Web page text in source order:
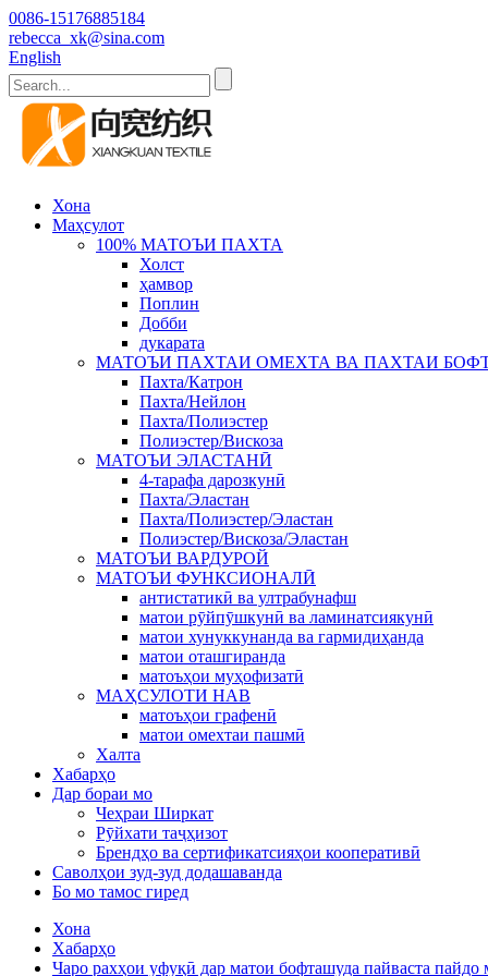
0086-15176885184
rebecca_xk@sina.com
English
Хона
Маҳсулот
100% МАТОЪИ ПАХТА
Холст
ҳамвор
Поплин
Добби
дукарата
МАТОЪИ ПАХТАИ ОМЕХТА ВА ПАХТАИ
Пахта/Катрон
Пахта/Нейлон
Пахта/Полиэстер
Полиэстер/Вискоза
МАТОЪИ ЭЛАСТАНӢ
4-тарафа дарозкунӣ
Пахта/Эластан
Пахта/Полиэстер/Эластан
Полиэстер/Вискоза/Эластан
МАТОЪИ ВАРДУРОЙ
МАТОЪИ ФУНКСИОНАЛӢ
антистатикӣ ва ултрабунафш
матои рӯйпӯшкунӣ ва ламинатсиякунӣ
матои хунуккунанда ва гармидиҳанда
матои оташгиранда
матоъҳои муҳофизатӣ
МАҲСУЛОТИ НАВ
матоъҳои графенӣ
матои омехтаи пашмӣ
Халта
Хабарҳо
Дар бораи мо
Чеҳраи Ширкат
Рӯйхати таҷҳизот
Брендҳо ва сертификатсияҳои кооперативӣ
Саволҳои зуд-зуд додашаванда
Бо мо тамос гиред
Хона
Хабарҳо
Чаро рахҳои уфуқӣ дар матои бофташуда пайваста пайдо